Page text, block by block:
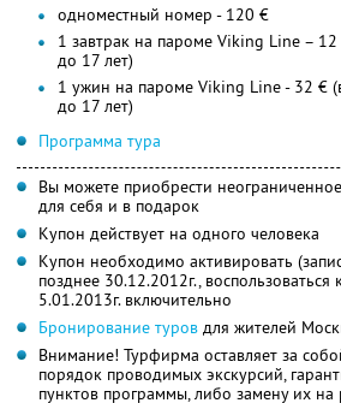
одноместный номер - 120 €
1 завтрак на пароме Viking Line –
до 17 лет)
1 ужин на пароме Viking Line - 32 €
до 17 лет)
Программа тура
Вы можете приобрести
для себя и в подарок
Купон действует на одного человека
Купон необходимо активировать
позднее 30.12.2012г.,
5.01.2013г. включительно
Бронирование туров для жителей
Внимание! Турфирма оставляет за
порядок проводимых экскурсий,
пунктов программы, либо замену их